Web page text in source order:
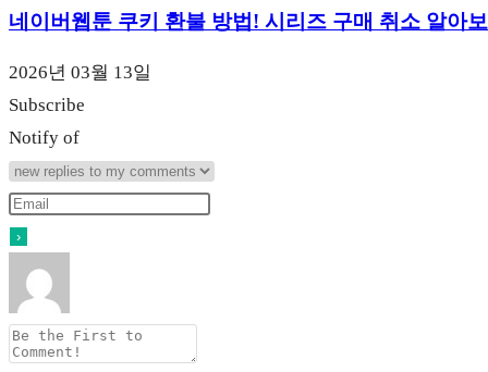
네이버웹툰 쿠키 환불 방법! 시리즈 구매 취소 알아
2026년 03월 13일
Subscribe
Notify of